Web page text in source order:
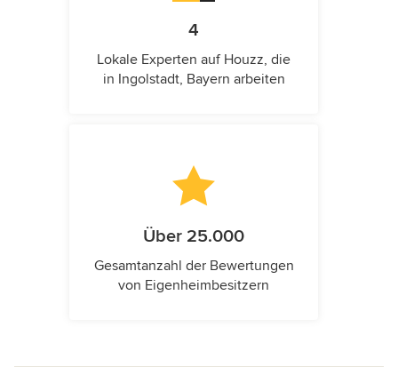
4
Lokale Experten auf Houzz, die
in Ingolstadt, Bayern arbeiten
Über 25.000
Gesamtanzahl der Bewertungen
von Eigenheimbesitzern